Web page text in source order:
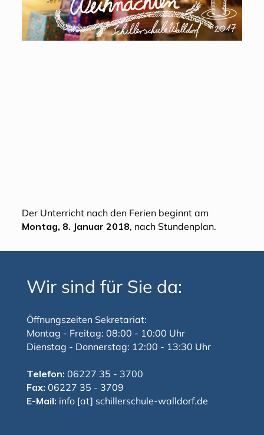
Der Unterricht nach den Ferien beginnt am
Montag, 8. Januar 2018, nach Stundenplan.
Wir sind für Sie da:
Öffnungszeiten Sekretariat:
Montag - Freitag: 08:00 - 10:00 Uhr
Dienstag - Donnerstag: 12:00 - 13:30 Uhr
Telefon: 06227 35 - 3700
Fax: 06227 35 - 3709
E-Mail: info [at] schillerschule-walldorf.de